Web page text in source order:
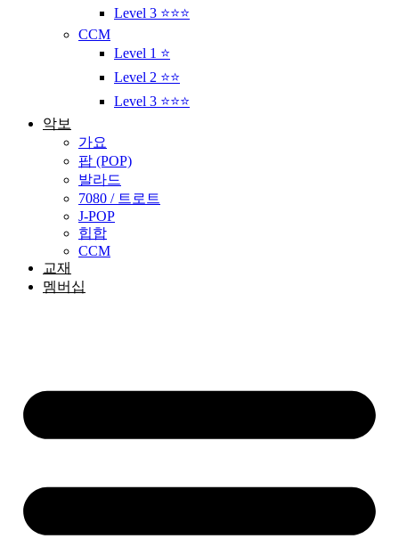
Level 3 ⭐⭐⭐
CCM
Level 1 ⭐
Level 2 ⭐⭐
Level 3 ⭐⭐⭐
악보
가요
팝 (POP)
발라드
7080 / 트로트
J-POP
힙합
CCM
교재
멤버십